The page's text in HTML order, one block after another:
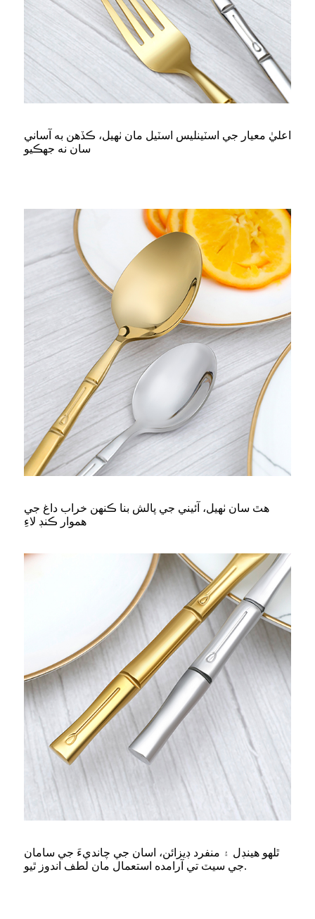
اعليٰ معيار جي اسٽينلیس اسٽيل مان ٺهيل، ڪڏهن به آساني
سان نه جهڪيو
هٿ سان ٺهيل، آئيني جي پالش بنا ڪنهن خراب داغ جي
هموار ڪنڊ لاءِ
ٿلهو هينڊل ۽ منفرد ڊيزائن، اسان جي چانديءَ جي سامان
جي سيٽ تي آرامده استعمال مان لطف اندوز ٿيو.